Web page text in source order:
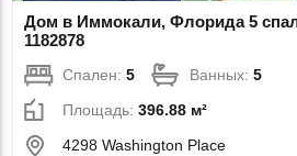
Дом в Иммокали, Флорида 5
1182878
Спален:5 Ванных:5
Площадь:396.88 м²
4298 Washington Place